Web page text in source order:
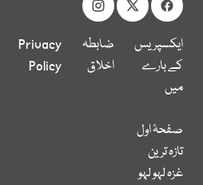
ایکسپریس
کے بارے
میں
ضابطہ
اخلاق
Privacy
Policy
صفحۂ اول
تازہ ترین
غزہ لہو لہو